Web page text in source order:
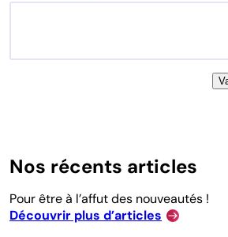
Nos récents articles
Pour être à l’affut des nouveautés !
Découvrir plus d’articles